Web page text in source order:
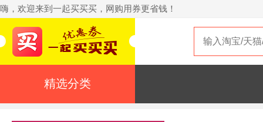
嗨，欢迎来到一起买买买，网购用券更省钱！
精选分类